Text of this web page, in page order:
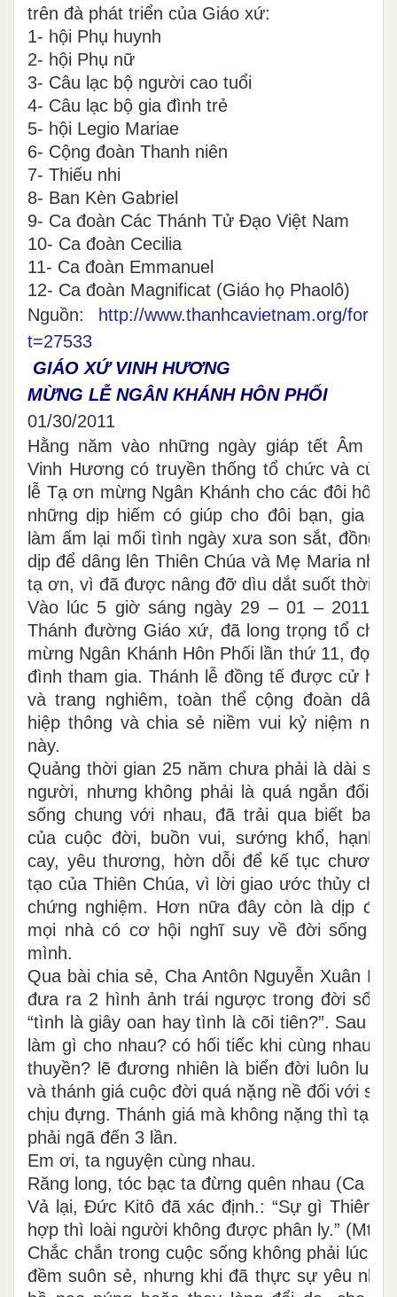
trên đà phát triển của Giáo xứ:
1- hội Phụ huynh
2- hội Phụ nữ
3- Câu lạc bộ người cao tuổi
4- Câu lạc bộ gia đình trẻ
5- hội Legio Mariae
6- Cộng đoàn Thanh niên
7- Thiếu nhi
8- Ban Kèn Gabriel
9- Ca đoàn Các Thánh Tử Đạo Việt Nam
10- Ca đoàn Cecilia
11- Ca đoàn Emmanuel
12- Ca đoàn Magnificat (Giáo họ Phaolô)
Nguồn:
http://www.thanhcavietnam.org/
t=27533
GIÁO XỨ VINH HƯƠNG
MỪNG LỄ NGÂN KHÁNH HÔN PHỐI
01/30/2011
Hằng năm vào những ngày giáp tết Âm
Vinh Hương có truyền thống tổ chức và cử
lễ Tạ ơn mừng Ngân Khánh cho các đôi hôn
những dịp hiếm có giúp cho đôi bạn, gia
làm ấm lại mối tình ngày xưa son sắt, đồng
dịp để dâng lên Thiên Chúa và Mẹ Maria
tạ ơn, vì đã được nâng đỡ dìu dắt suốt thời
Vào lúc 5 giờ sáng ngày 29 – 01 – 2011
Thánh đường Giáo xứ, đã long trọng tổ
mừng Ngân Khánh Hôn Phối lần thứ 11, đợt
đình tham gia. Thánh lễ đồng tế được cử
và trang nghiêm, toàn thể cộng đoàn dân
hiệp thông và chia sẻ niềm vui kỷ niệm
này.
Quảng thời gian 25 năm chưa phải là dài so
người, nhưng không phải là quá ngắn đối
sống chung với nhau, đã trải qua biết bao
của cuộc đời, buồn vui, sướng khổ, hạnh
cay, yêu thương, hờn dỗi để kế tục chương
tạo của Thiên Chúa, vì lời giao ước thủy
chứng nghiệm. Hơn nữa đây còn là dịp để
mọi nhà có cơ hội nghĩ suy về đời sống
mình.
Qua bài chia sẻ, Cha Antôn Nguyễn Xuân
đưa ra 2 hình ảnh trái ngược trong đời sống
“tình là giây oan hay tình là cõi tiên?”. Sau
làm gì cho nhau? có hối tiếc khi cùng nhau
thuyền? lẽ đương nhiên là biển đời luôn luôn
và thánh giá cuộc đời quá nặng nề đối với
chịu đựng. Thánh giá mà không nặng thì tại
phải ngã đến 3 lần.
Em ơi, ta nguyện cùng nhau.
Răng long, tóc bạc ta đừng quên nhau (Ca
Vả lại, Đức Kitô đã xác định.: “Sự gì Thiên
hợp thì loài người không được phân ly.” (Mt
Chắc chắn trong cuộc sống không phải lúc
đềm suôn sẻ, nhưng khi đã thực sự yêu